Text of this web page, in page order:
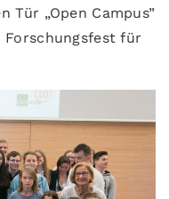
Tür „Open Campus”
Forschungsfest für